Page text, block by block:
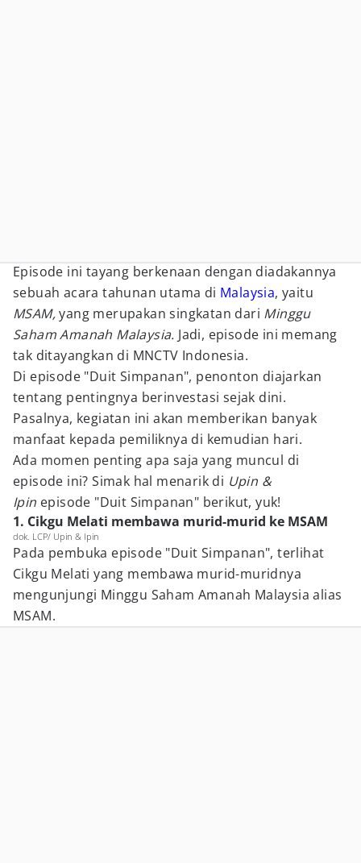
Episode ini tayang berkenaan dengan diadakannya
sebuah acara tahunan utama di Malaysia, yaitu
MSAM,yang merupakan singkatan dari Minggu
Saham Amanah Malaysia. Jadi, episode ini memang
tak ditayangkan di MNCTV Indonesia.
Di episode "Duit Simpanan", penonton diajarkan
tentang pentingnya berinvestasi sejak dini.
Pasalnya, kegiatan ini akan memberikan banyak
manfaat kepada pemiliknya di kemudian hari.
Ada momen penting apa saja yang muncul di
episode ini? Simak hal menarik di Upin &
Ipin episode "Duit Simpanan" berikut, yuk!
1. Cikgu Melati membawa murid-murid ke MSAM
dok. LCP/ Upin & Ipin
Pada pembuka episode "Duit Simpanan", terlihat
Cikgu Melati yang membawa murid-muridnya
mengunjungi Minggu Saham Amanah Malaysia alias
MSAM.